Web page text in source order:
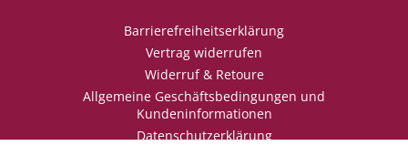
Barrierefreiheitserklärung
Vertrag widerrufen
Widerruf & Retoure
Allgemeine Geschäftsbedingungen und
Kundeninformationen
Datenschutzerklärung